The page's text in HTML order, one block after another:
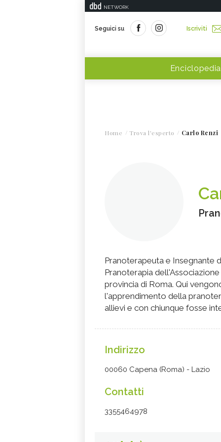
NETWORK
Seguici su Iscriviti
Home Trova l'esperto Carlo Renzi
Pranoterapeuta e Insegnante
Pranoterapia
provincia di Roma. Qui
l'apprendimento della
allievi e con chiunque fosse
Indirizzo
00060 Capena (Roma) - Lazio
Contatti
3355464978